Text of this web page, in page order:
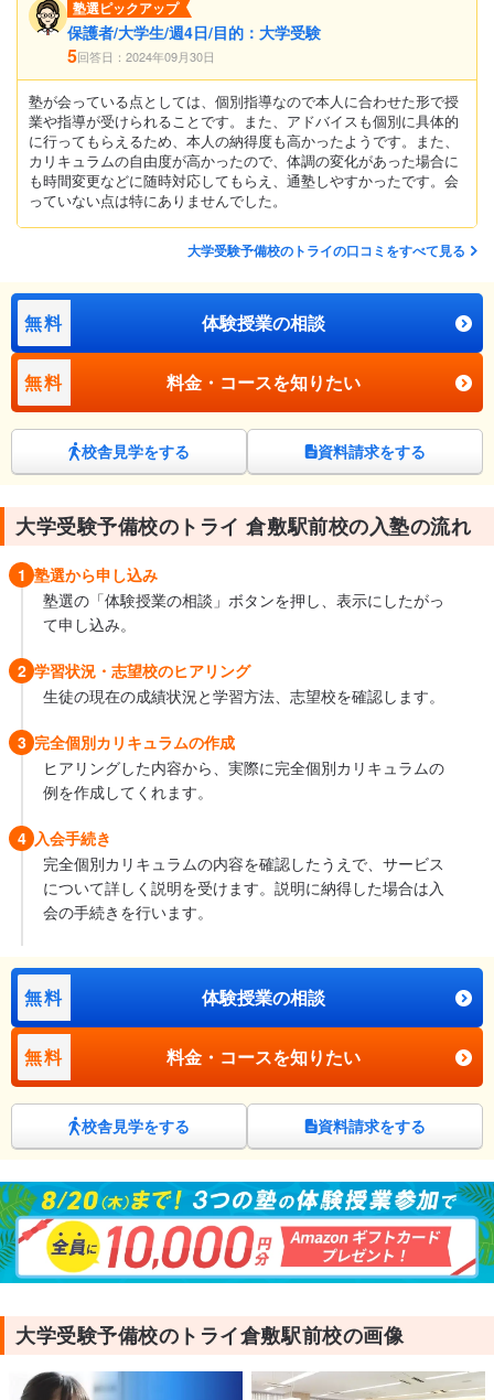
塾選ピックアップ
保護者/大学生/週4日/目的：大学受験
5回答日：2024年09月30日
塾が会っている点としては、個別指導なので本人に合わせた形で授
業や指導が受けられることです。また、アドバイスも個別に具体的
に行ってもらえるため、本人の納得度も高かったようです。また、
カリキュラムの自由度が高かったので、体調の変化があった場合に
も時間変更などに随時対応してもらえ、通塾しやすかったです。会
っていない点は特にありませんでした。
大学受験予備校のトライの口コミをすべて見る
無料 体験授業の相談
無料 料金・コースを知りたい
校舎見学をする 資料請求をする
大学受験予備校のトライ 倉敷駅前校の入塾の流れ
1 塾選から申し込み
塾選の「体験授業の相談」ボタンを押し、表示にしたがっ
て申し込み。
2 学習状況・志望校のヒアリング
生徒の現在の成績状況と学習方法、志望校を確認します。
3 完全個別カリキュラムの作成
ヒアリングした内容から、実際に完全個別カリキュラムの
例を作成してくれます。
4 入会手続き
完全個別カリキュラムの内容を確認したうえで、サービス
について詳しく説明を受けます。説明に納得した場合は入
会の手続きを行います。
無料 体験授業の相談
無料 料金・コースを知りたい
校舎見学をする 資料請求をする
大学受験予備校のトライ倉敷駅前校の画像